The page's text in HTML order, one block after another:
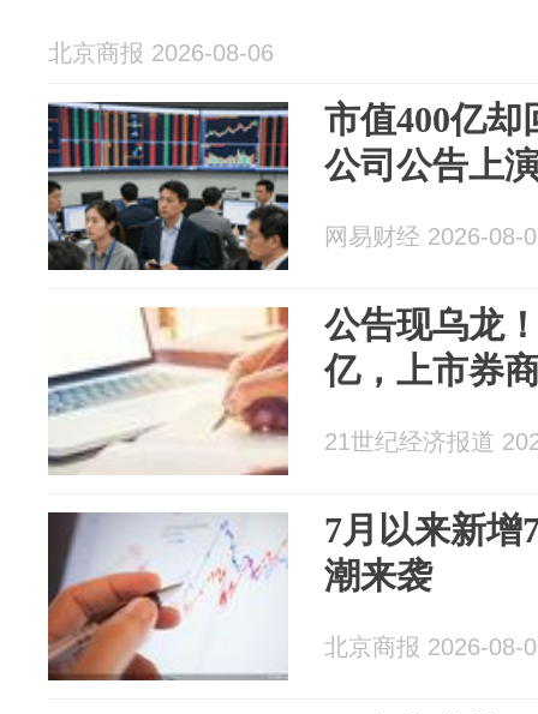
北京商报 2026-08-06
市值400亿却
公司公告上
网易财经 2026-08-
公告现乌龙
亿，上市券
21世纪经济报道
7月以来新增
潮来袭
北京商报 2026-08-